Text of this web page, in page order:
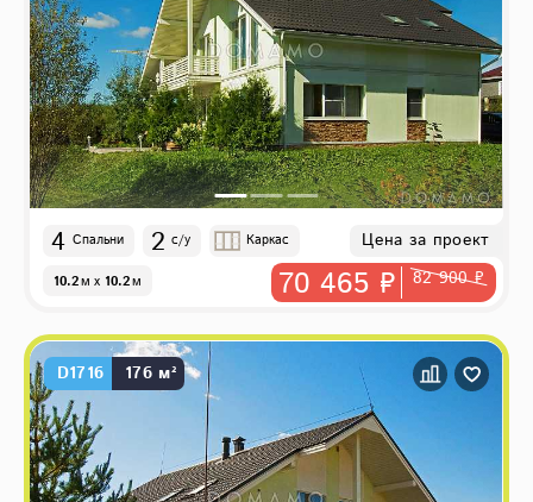
4 Спальни 2 с/у Каркас
10.2м x 10.2м
Цена за проект
70 465 ₽ 82 900 ₽
D1716 176 м²